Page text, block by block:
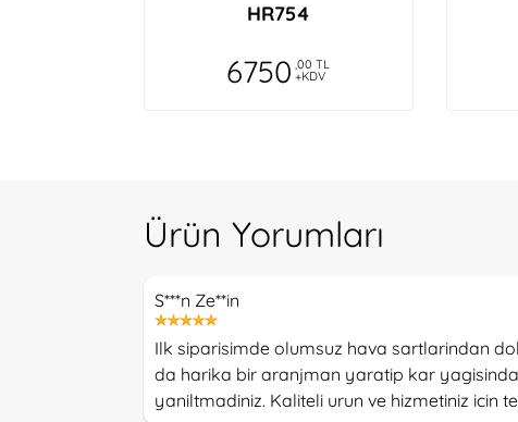
HR754
6750 ,00 TL
+KDV
Ürün Yorumları
S***n Ze**in
Ilk siparisimde olumsuz hava sartlarindan
da harika bir aranjman yaratip kar
yaniltmadiniz. Kaliteli urun ve hizmetiniz icin